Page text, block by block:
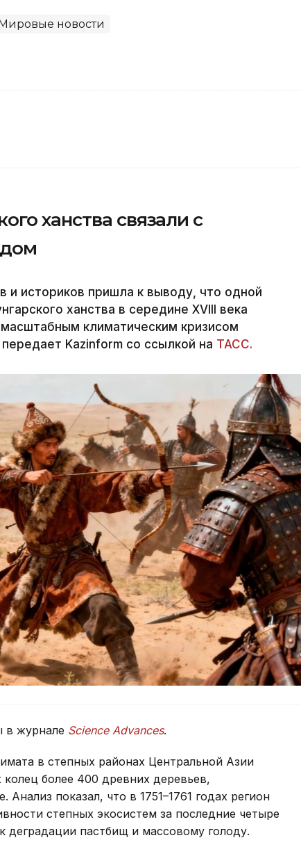
Мировые новости
ханства связали с
и историков пришла к выводу, что одной
ханства в середине XVIII века
климатическим кризисом
Kazinform со ссылкой на ТАСС.
в журнале Science Advances.
в степных районах Центральной Азии
более 400 древних деревьев,
показал, что в 1751–1761 годах регион
степных экосистем за последние четыре
деградации пастбищ и массовому голоду.